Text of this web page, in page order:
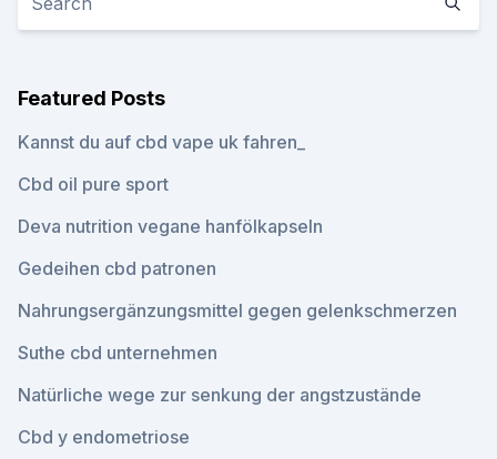
Featured Posts
Kannst du auf cbd vape uk fahren_
Cbd oil pure sport
Deva nutrition vegane hanfölkapseln
Gedeihen cbd patronen
Nahrungsergänzungsmittel gegen gelenkschmerzen
Suthe cbd unternehmen
Natürliche wege zur senkung der angstzustände
Cbd y endometriose